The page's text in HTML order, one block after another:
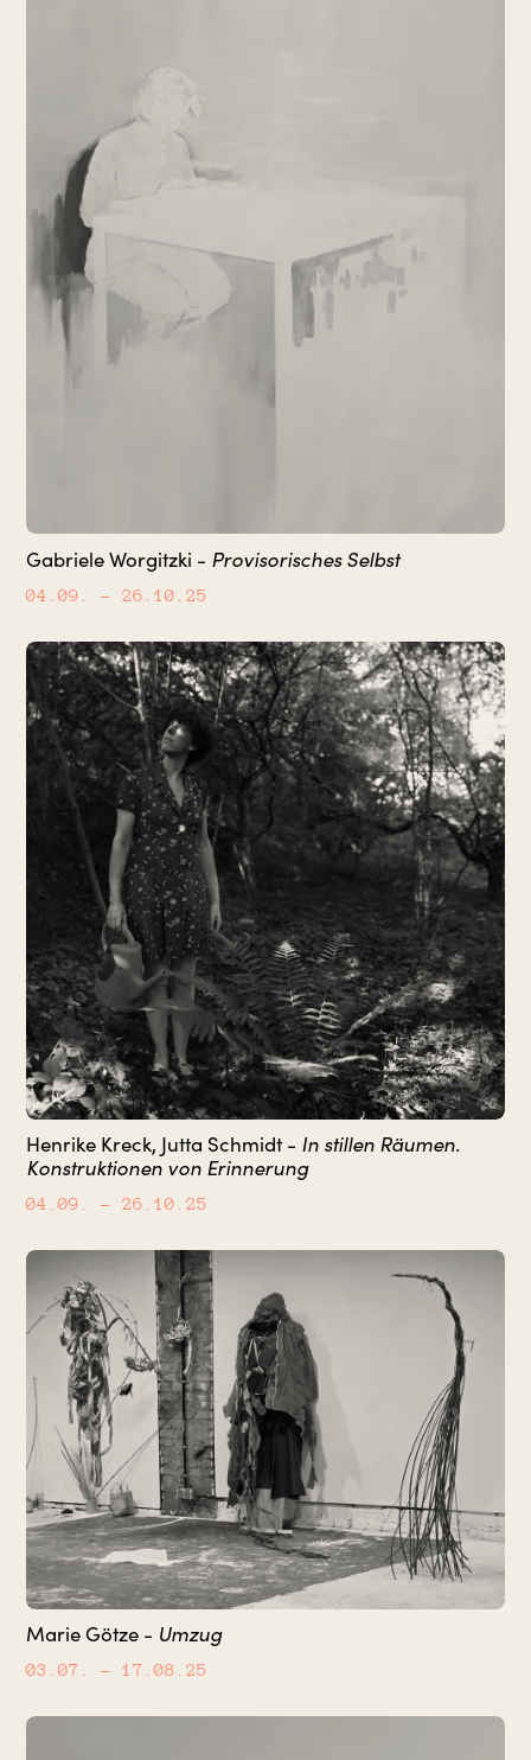
Gabriele Worgitzki - Provisorisches Selbst
04.09. – 26.10.25
Henrike Kreck, Jutta Schmidt - In stillen Räumen.
Konstruktionen von Erinnerung
04.09. – 26.10.25
Marie Götze - Umzug
03.07. – 17.08.25